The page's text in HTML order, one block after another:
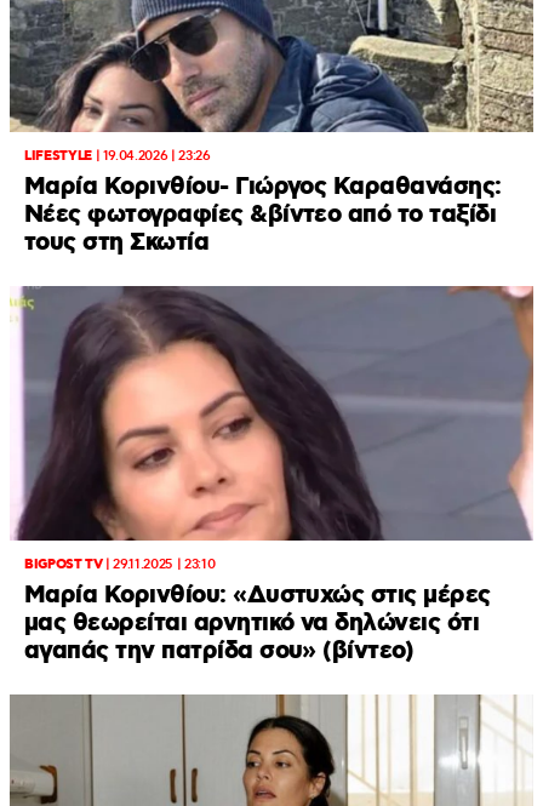
LIFESTYLE| 19.04.2026 | 23:26
Μαρία Κορινθίου- Γιώργος Καραθανάσης:
Νέες φωτογραφίες &βίντεο από το ταξίδι
τους στη Σκωτία
BIGPOST TV|29.11.2025 | 23:10
Μαρία Κορινθίου: «Δυστυχώς στις μέρες
μας θεωρείται αρνητικό να δηλώνεις ότι
αγαπάς την πατρίδα σου» (βίντεο)